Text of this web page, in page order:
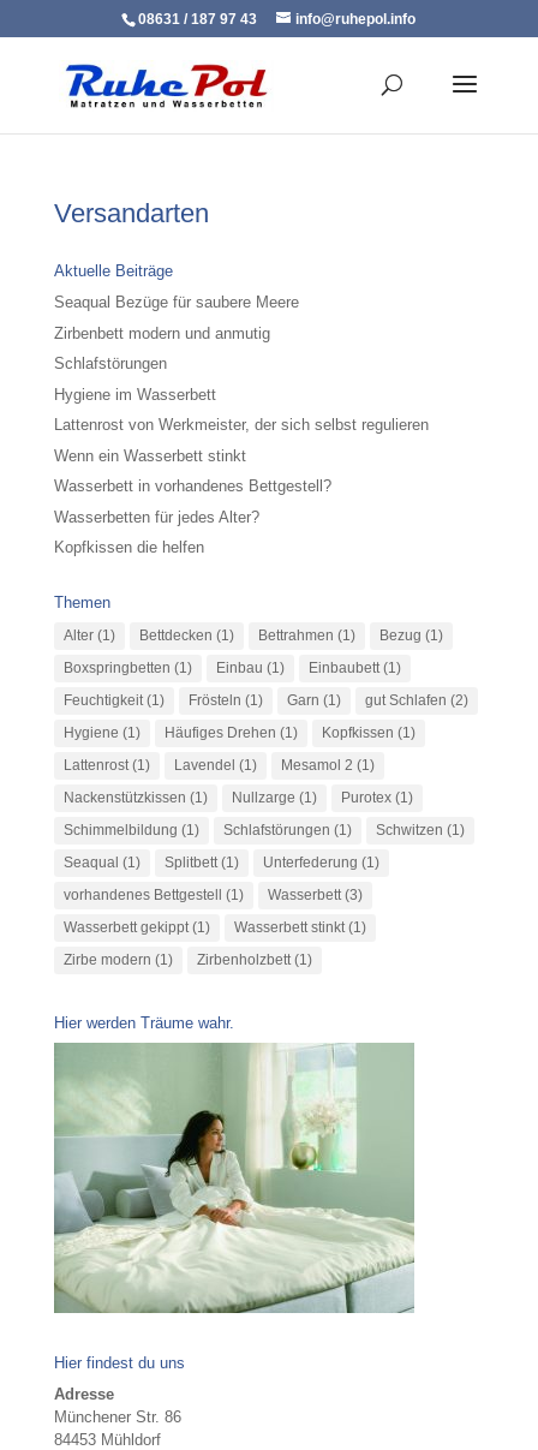
08631 / 187 97 43 info@ruhepol.info
Versandarten
Aktuelle Beiträge
Seaqual Bezüge für saubere Meere
Zirbenbett modern und anmutig
Schlafstörungen
Hygiene im Wasserbett
Lattenrost von Werkmeister, der sich selbst regulieren
Wenn ein Wasserbett stinkt
Wasserbett in vorhandenes Bettgestell?
Wasserbetten für jedes Alter?
Kopfkissen die helfen
Themen
Alter(1) Bettdecken (1) Bettrahmen (1) Bezug (1)
Boxspringbetten (1) Einbau (1) Einbaubett(1)
Feuchtigkeit(1) Frösteln (1) Garn (1) gut Schlafen (2)
Hygiene (1) Häufiges Drehen (1) Kopfkissen (1)
Lattenrost(1) Lavendel (1) Mesamol 2 (1)
Nackenstützkissen (1) Nullzarge (1) Purotex(1)
Schimmelbildung (1) Schlafstörungen (1) Schwitzen (1)
Seaqual (1) Splitbett(1) Unterfederung (1)
vorhandenes Bettgestell
(1) Wasserbett(3)
Wasserbett gekippt(1) Wasserbett stinkt(1)
Zirbe modern (1) Zirbenholzbett(1)
Hier werden Träume wahr.
Hier findest du uns
Adresse
Münchener Str. 86
84453 Mühldorf